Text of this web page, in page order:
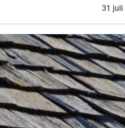
31 juli